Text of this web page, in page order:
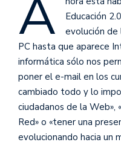
A
Educación
evolución
PC hasta que aparece
informática sólo nos
poner el e-mail en los
cambiado todo y lo
ciudadanos de la Web»,
Red» o «tener una
evolucionando hacia un